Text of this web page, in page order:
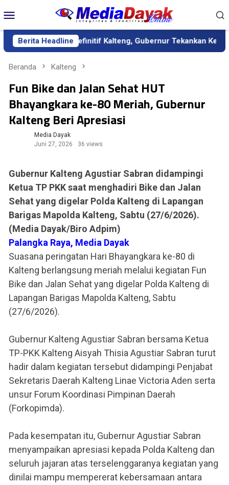
ke
kontenMobile
Berita Headline
Sekda Definitif Kalteng, Gubernur Tekankan Kerja
Beranda Kalteng
Fun Bike dan Jalan Sehat HUT
Bhayangkara ke-80 Meriah, Gubernur
Kalteng Beri Apresiasi
Media Dayak
Juni 27, 2026
36 views
Gubernur Kalteng Agustiar Sabran didampingi
Ketua TP PKK saat menghadiri Bike dan Jalan
Sehat yang digelar Polda Kalteng di Lapangan
Barigas Mapolda Kalteng, Sabtu (27/6/2026).
(Media Dayak/Biro Adpim)
Palangka Raya, Media Dayak
Suasana peringatan Hari Bhayangkara ke-80 di
Kalteng berlangsung meriah melalui kegiatan Fun
Bike dan Jalan Sehat yang digelar Polda Kalteng di
Lapangan Barigas Mapolda Kalteng, Sabtu
(27/6/2026).
Gubernur Kalteng Agustiar Sabran bersama Ketua
TP-PKK Kalteng Aisyah Thisia Agustiar Sabran turut
hadir dalam kegiatan tersebut didampingi Penjabat
Sekretaris Daerah Kalteng Linae Victoria Aden serta
unsur Forum Koordinasi Pimpinan Daerah
(Forkopimda).
Pada kesempatan itu, Gubernur Agustiar Sabran
menyampaikan apresiasi kepada Polda Kalteng dan
seluruh jajaran atas terselenggaranya kegiatan yang
dinilai mampu mempererat kebersamaan antara